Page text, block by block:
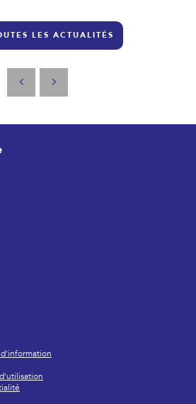
LES ACTUALITÉS